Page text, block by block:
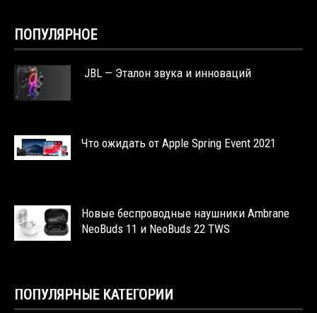
ПОПУЛЯРНОЕ
JBL — Эталон звука и инноваций
Что ожидать от Apple Spring Event 2021
Новые беспроводные наушники Ambrane
NeoBuds 11 и NeoBuds 22 TWS
ПОПУЛЯРНЫЕ КАТЕГОРИИ